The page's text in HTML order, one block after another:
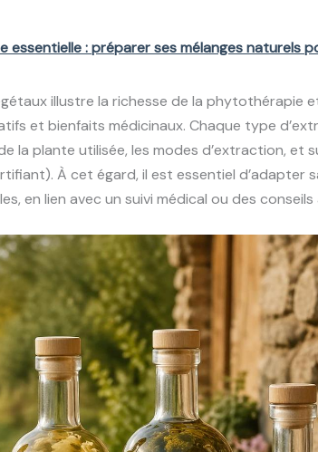
essentielle : préparer ses mélanges naturels
illustre la richesse de la phytothérapie
et bienfaits médicinaux. Chaque type
la plante utilisée, les modes d’extraction, et
À cet égard, il est essentiel d’adapter
en lien avec un suivi médical ou des conseils